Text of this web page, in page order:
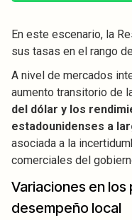
En este escenario, la
sus tasas en el rango
A nivel de mercados
aumento transitorio de
del dólar y los
estadounidenses a
asociada a la
comerciales del
Variaciones en
desempeño local